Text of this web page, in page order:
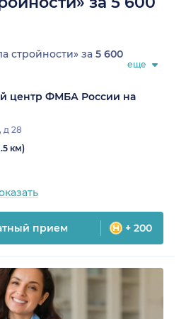
стройности» за 5 600
еще
центр ФМБА России на
д 28
км)
прием + 200